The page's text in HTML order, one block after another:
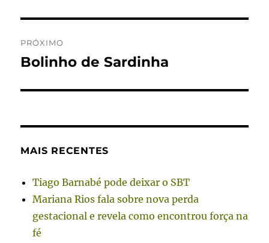
PRÓXIMO
Próximo
Bolinho de Sardinha
MAIS RECENTES
Tiago Barnabé pode deixar o SBT
Mariana Rios fala sobre nova perda
gestacional e revela como encontrou força na
fé